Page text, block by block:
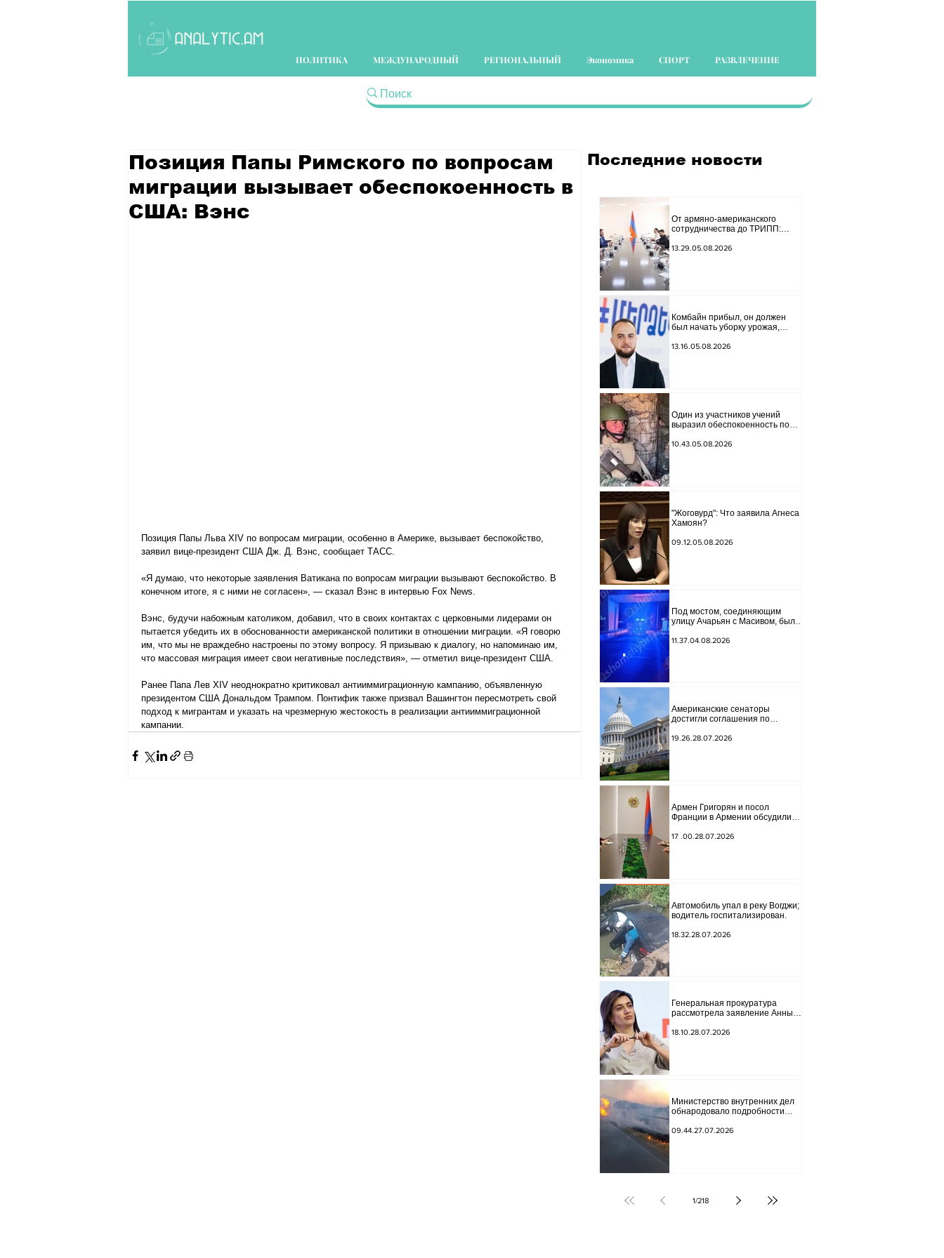
ПОЛИТИКА МЕЖДУНАРОДНЫЙ РЕГИОНАЛЬНЫЙ Экономика СПОРТ РАЗВЛЕЧЕНИЕ
Позиция Папы Римского по вопросам
миграции вызывает обеспокоенность в
США: Вэнс
Позиция Папы Льва XIV по вопросам миграции, особенно в Америке, вызывает беспокойство,
заявил вице-президент США Дж. Д. Вэнс, сообщает ТАСС.
«Я думаю, что некоторые заявления Ватикана по вопросам миграции вызывают беспокойство. В
конечном итоге, я с ними не согласен», — сказал Вэнс в интервью Fox News.
Вэнс, будучи набожным католиком, добавил, что в своих контактах с церковными лидерами он
пытается убедить их в обоснованности американской политики в отношении миграции. «Я говорю
им, что мы не враждебно настроены по этому вопросу. Я призываю к диалогу, но напоминаю им,
что массовая миграция имеет свои негативные последствия», — отметил вице-президент США.
Ранее Папа Лев XIV неоднократно критиковал антииммиграционную кампанию, объявленную
президентом США Дональдом Трампом. Понтифик также призвал Вашингтон пересмотреть свой
подход к мигрантам и указать на чрезмерную жестокость в реализации антииммиграционной
кампании.
Последние новости
От армяно-американского
сотрудничества до ТРИПП:
советника специального
13.29.05.08.2026
Комбайн прибыл, он должен
был начать уборку урожая,
постановление о запрете
13.16.05.08.2026
Один из участников учений
выразил обеспокоенность по
постов в Сюнике. Начальник
10.43.05.08.2026
"Жоговурд": Что заявила Агнеса
Хамоян?
09.12.05.08.2026
Под мостом, соединяющим
улицу Ачарьян с Масивом, было
котором были найдены две
11.37.04.08.2026
Американские сенаторы
достигли соглашения по
новых санкций против России и
19.26.28.07.2026
Армен Григорян и посол
Франции в Армении обсудили
стратегического партнерства.
17 .00.28.07.2026
Автомобиль упал в реку Вогджи;
водитель госпитализирован.
18.32.28.07.2026
Генеральная прокуратура
рассмотрела заявление Анны
18.10.28.07.2026
Министерство внутренних дел
обнародовало подробности
09.44.27.07.2026
1/218